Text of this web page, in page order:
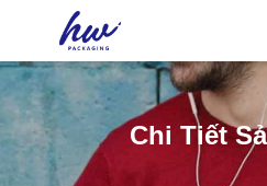
Chi Tiết